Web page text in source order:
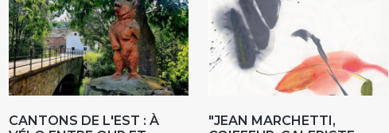
CANTONS DE L'EST : À
"JEAN MARCHETTI,